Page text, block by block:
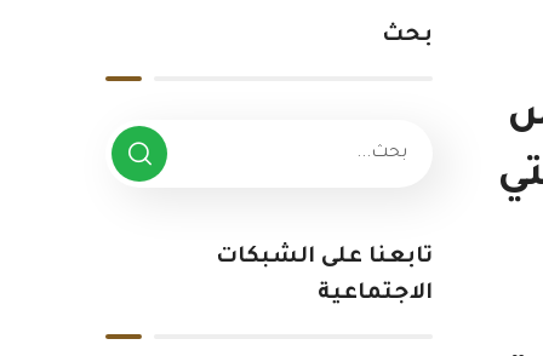
بحث
تابعنا على الشبكات
الاجتماعية